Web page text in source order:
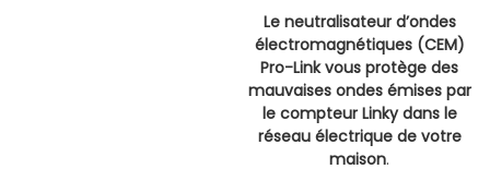
Le neutralisateur d’ondes
électromagnétiques (CEM)
Pro-Link vous protège des
mauvaises ondes émises par
le compteur Linky dans le
réseau électrique de votre
maison.